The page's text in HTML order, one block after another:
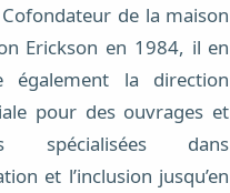
de la maison
Erickson en 1984, il en
également la direction
pour des ouvrages et
spécialisées dans
et l’inclusion jusqu’en